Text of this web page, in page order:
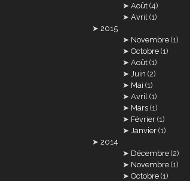
Août (4)
Avril (1)
2015
Novembre (1)
Octobre (1)
Août (1)
Juin (2)
Mai (1)
Avril (1)
Mars (1)
Février (1)
Janvier (1)
2014
Décembre (2)
Novembre (1)
Octobre (1)